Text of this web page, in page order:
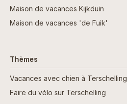
Maison de vacances Kijkduin
Maison de vacances 'de Fuik'
Thèmes
Vacances avec chien à Terschelling
Faire du vélo sur Terschelling